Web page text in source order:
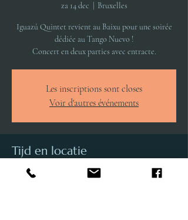
za 14 dec Bruxelles
Iguazú Quintet revient au Baixu pour une soirée
dédiée au Tango Nuevo !
Concert en deux parties avec entracte.
Les inscriptions sont closes
Voir d'autres événements
Tijd en locatie
14 dec 2024, 20:00 – 22:30